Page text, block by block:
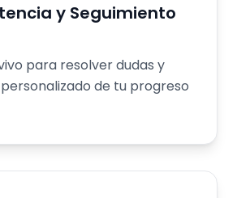
y Seguimiento
para resolver dudas y
de tu progreso